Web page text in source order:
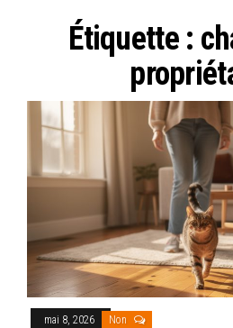
Étiquette :
mai 8, 2026 Non